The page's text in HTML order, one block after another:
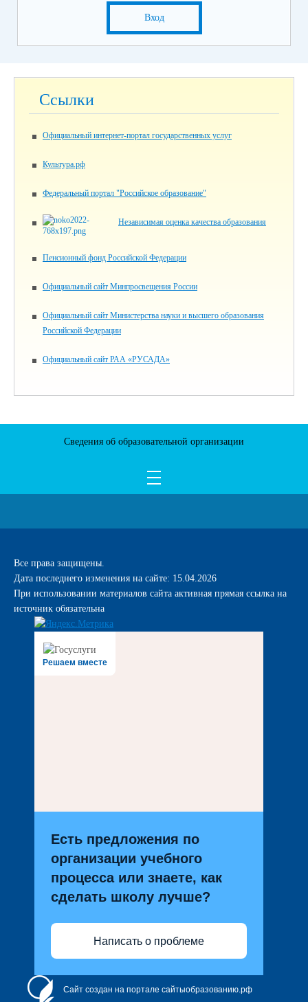
Вход
Ссылки
Официальный интернет-портал государственных услуг
Культура.рф
Федеральный портал "Российское образование"
Независимая оценка качества образования
Пенсионный фонд Российской Федерации
Официальный сайт Минпросвещения России
Официальный сайт Министерства науки и высшего образования
Российской Федерации
Официальный сайт РАА «РУСАДА»
Сведения об образовательной организации
Все права защищены.
Дата последнего изменения на сайте: 15.04.2026
При использовании материалов сайта активная прямая ссылка на
источник обязательна
Решаем вместе
Есть предложения по
организации учебного
процесса или знаете, как
сделать школу лучше?
Написать о проблеме
Сайт создан на портале сайтыобразованию.рф